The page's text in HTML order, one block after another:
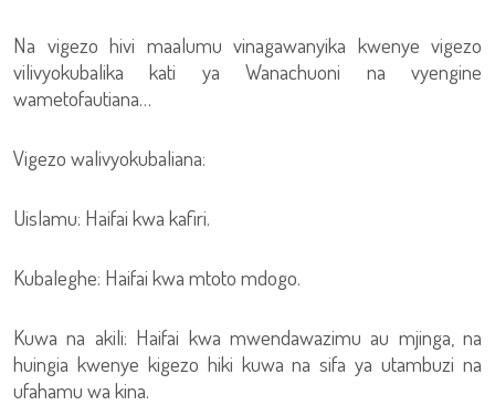
Na vigezo hivi maalumu vinagawanyika kwenye vigezo
vilivyokubalika kati ya Wanachuoni na vyengine
wametofautiana…
Vigezo walivyokubaliana:
Uislamu: Haifai kwa kafiri.
Kubaleghe: Haifai kwa mtoto mdogo.
Kuwa na akili: Haifai kwa mwendawazimu au mjinga, na
huingia kwenye kigezo hiki kuwa na sifa ya utambuzi na
ufahamu wa kina.